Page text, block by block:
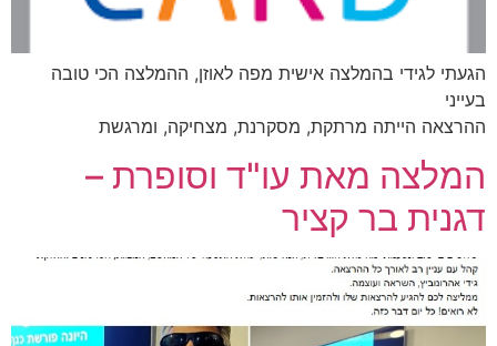
הגעתי לגידי בהמלצה אישית מפה לאוזן, ההמלצה הכי טובה
בעייני
ההרצאה הייתה מרתקת, מסקרנת, מצחיקה, ומרגשת
המלצה מאת עו"ד וסופרת –
דגנית בר קציר